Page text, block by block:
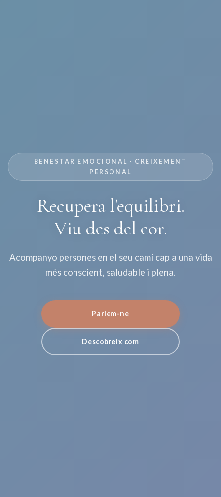
BENESTAR EMOCIONAL · CREIXEMENT
PERSONAL
Recupera l'equilibri.
Viu des del cor.
Acompanyo persones en el seu camí cap a una vida
més conscient, saludable i plena.
Parlem-ne
Descobreix com